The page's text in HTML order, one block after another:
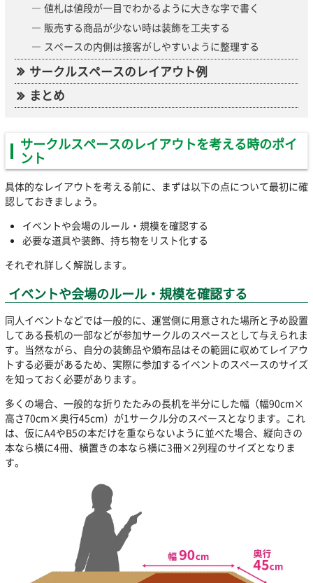
値札は値段が一目でわかるように大きな字で書く
販売する商品が少ない時は装飾を工夫する
スペースの内側は接客がしやすいように整理する
サークルスペースのレイアウト例
まとめ
サークルスペースのレイアウトを考える時のポイ
ント
具体的なレイアウトを考える前に、まずは以下の点について最初に確
認しておきましょう。
イベントや会場のルール・規模を確認する
必要な道具や装飾、持ち物をリスト化する
それぞれ詳しく解説します。
イベントや会場のルール・規模を確認する
同人イベントなどでは一般的に、運営側に用意された場所と予め設置
してある長机の一部などが参加サークルのスペースとして与えられま
す。当然ながら、自分の装飾品や頒布品はその範囲に収めてレイアウ
トする必要があるため、実際に参加するイベントのスペースのサイズ
を知っておく必要があります。
多くの場合、一般的な折りたたみの長机を半分にした幅（幅90cm×
高さ70cm×奥行45cm）が1サークル分のスペースとなります。これ
は、仮にA4やB5の本だけを重ならないように並べた場合、縦向きの
本なら横に4冊、横置きの本なら横に3冊×2列程のサイズとなりま
す。